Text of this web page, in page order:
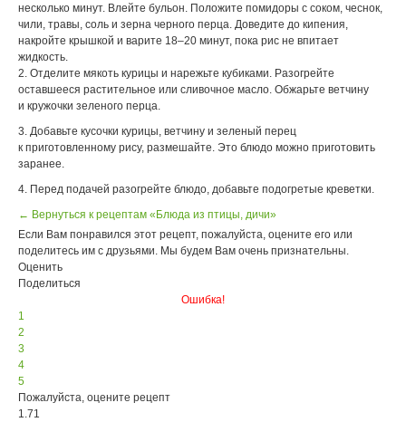
несколько минут. Влейте бульон. Положите помидоры с соком, чеснок,
чили, травы, соль и зерна черного перца. Доведите до кипения,
накройте крышкой и варите 18–20 минут, пока рис не впитает
жидкость.
2. Отделите мякоть курицы и нарежьте кубиками. Разогрейте
оставшееся растительное или сливочное масло. Обжарьте ветчину
и кружочки зеленого перца.
3. Добавьте кусочки курицы, ветчину и зеленый перец
к приготовленному рису, размешайте. Это блюдо можно приготовить
заранее.
4. Перед подачей разогрейте блюдо, добавьте подогретые креветки.
← Вернуться к рецептам «Блюда из птицы, дичи»
Если Вам понравился этот рецепт, пожалуйста, оцените его или
поделитесь им с друзьями. Мы будем Вам очень признательны.
Оценить
Поделиться
Ошибка!
1
2
3
4
5
Пожалуйста, оцените рецепт
1.71